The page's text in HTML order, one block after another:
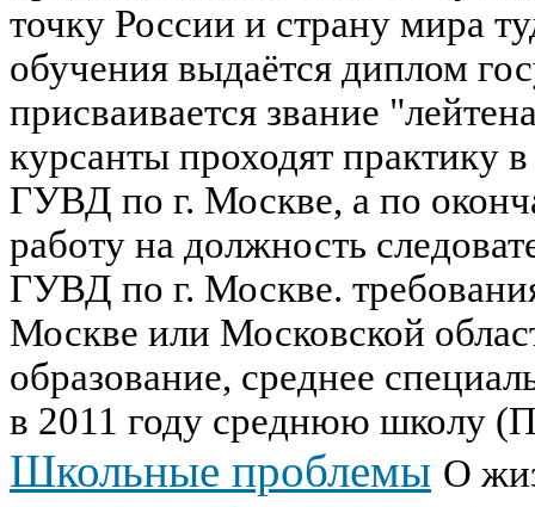
точку России и страну мира
обучения выдаётся диплом
присваивается звание
курсанты проходят практику
ГУВД по г. Москве, а по
работу на должность
ГУВД по г. Москве.
Москве или Московской
образование, среднее
в 2011 году среднюю школу
Школьные проблемы О